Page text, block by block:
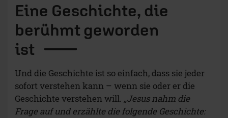
Eine Geschichte, die
berühmt geworden
ist
Und die Geschichte ist so einfach, dass sie jeder
sofort verstehen kann – wenn sie oder er die
Geschichte verstehen will. „Jesus nahm die
Frage auf und erzählte die folgende Geschichte: